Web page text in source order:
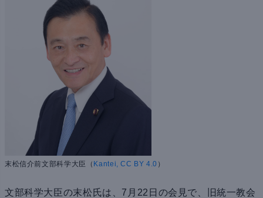
末松信介前文部科学大臣（ Kantei, CC BY 4.0 ）
文部科学大臣の末松氏は、7月22日の会見で、旧統一教会